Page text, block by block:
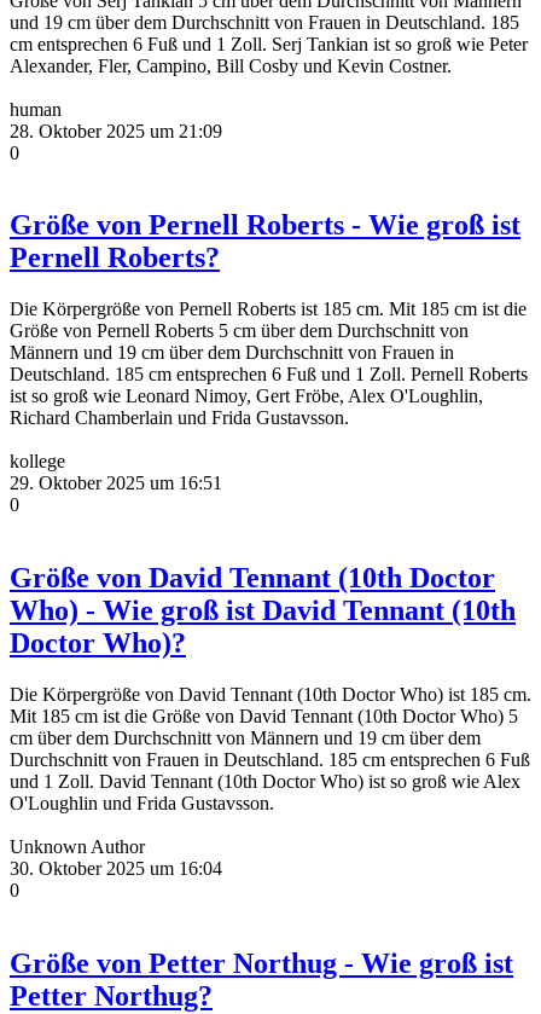
und 19 cm über dem Durchschnitt von Frauen in Deutschland. 185
cm entsprechen 6 Fuß und 1 Zoll. Serj Tankian ist so groß wie Peter
Alexander, Fler, Campino, Bill Cosby und Kevin Costner.
human
28. Oktober 2025 um 21:09
0
Größe von Pernell Roberts - Wie groß ist
Pernell Roberts?
Die Körpergröße von Pernell Roberts ist 185 cm. Mit 185 cm ist die
Größe von Pernell Roberts 5 cm über dem Durchschnitt von
Männern und 19 cm über dem Durchschnitt von Frauen in
Deutschland. 185 cm entsprechen 6 Fuß und 1 Zoll. Pernell Roberts
ist so groß wie Leonard Nimoy, Gert Fröbe, Alex O'Loughlin,
Richard Chamberlain und Frida Gustavsson.
kollege
29. Oktober 2025 um 16:51
0
Größe von David Tennant (10th Doctor
Who) - Wie groß ist David Tennant (10th
Doctor Who)?
Die Körpergröße von David Tennant (10th Doctor Who) ist 185 cm.
Mit 185 cm ist die Größe von David Tennant (10th Doctor Who) 5
cm über dem Durchschnitt von Männern und 19 cm über dem
Durchschnitt von Frauen in Deutschland. 185 cm entsprechen 6 Fuß
und 1 Zoll. David Tennant (10th Doctor Who) ist so groß wie Alex
O'Loughlin und Frida Gustavsson.
Unknown Author
30. Oktober 2025 um 16:04
0
Größe von Petter Northug - Wie groß ist
Petter Northug?